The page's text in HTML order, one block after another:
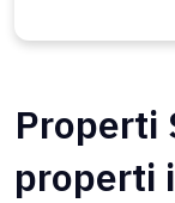
Properti
properti